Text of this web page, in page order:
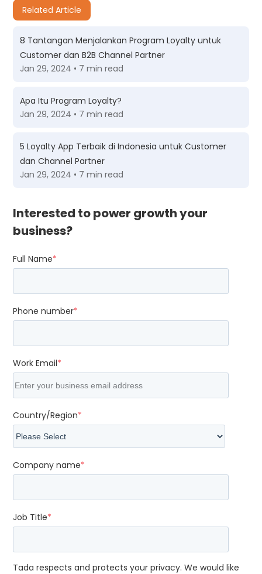
Related Article
8 Tantangan Menjalankan Program Loyalty untuk
Customer dan B2B Channel Partner
Jan 29, 2024 • 7 min read
Apa Itu Program Loyalty?
Jan 29, 2024 • 7 min read
5 Loyalty App Terbaik di Indonesia untuk Customer
dan Channel Partner
Jan 29, 2024 • 7 min read
Interested to power growth your
business?
Full Name*
Phone number*
Work Email*
Country/Region*
Company name*
Job Title*
Tada respects and protects your privacy. We would like